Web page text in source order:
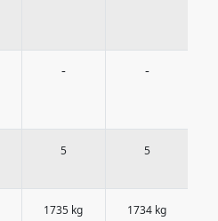
- -
5 5
1735 kg 1734 kg